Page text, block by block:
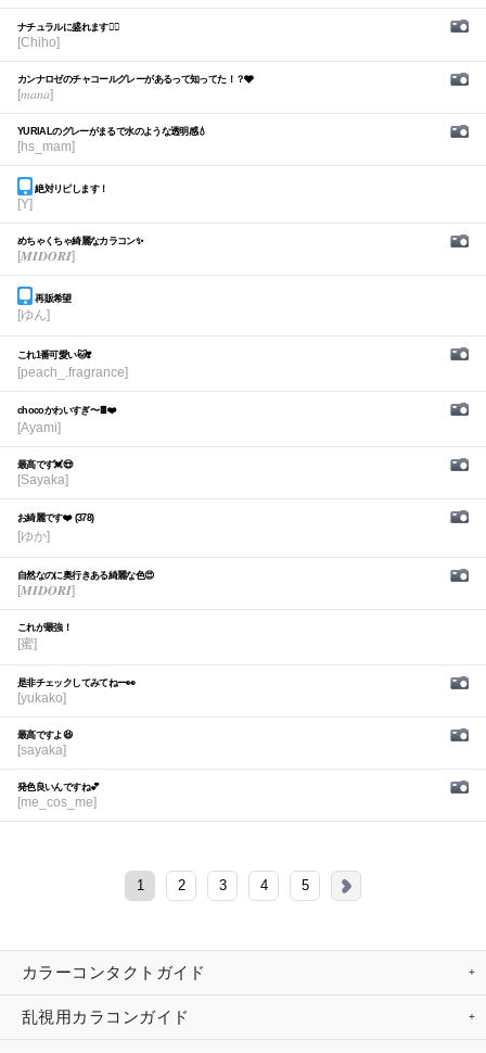
ナチュラルに盛れます🙆‍♀️
[Chiho]
カンナロゼのチャコールグレーがあるって知ってた！？🩶
[𝑚𝑎𝑛𝑎]
YURIALのグレーがまるで水のような透明感💧
[hs_mam]
絶対リピします！
[Y]
めちゃくちゃ綺麗なカラコン✨
[𝑴𝑰𝑫𝑶𝑹𝑰]
再販希望
[ゆん]
これ1番可愛い🐱❣️
[peach_.fragrance]
chocoかわいすぎ〜🍫❤️
[Ayami]
最高です💓😍
[Sayaka]
お綺麗です❤️ (378)
[ゆか]
自然なのに奥行きある綺麗な色😍
[𝑴𝑰𝑫𝑶𝑹𝑰]
これが最強！
[蜜]
是非チェックしてみてねー👀
[yukako]
最高ですよ😆
[sayaka]
発色良いんですね💕︎
[me_cos_me]
1 2 3 4 5
カラーコンタクトガイド
乱視用カラコンガイド